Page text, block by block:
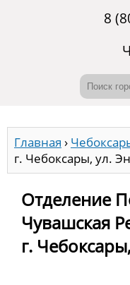
8
Главная ›
г. Чебоксары, ул.
Отделение
Чувашская
г.